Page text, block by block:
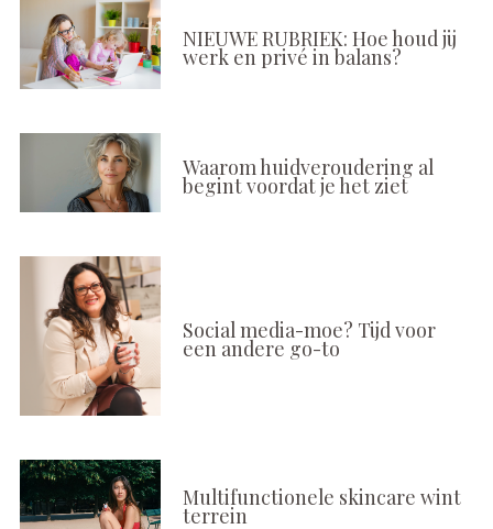
NIEUWE RUBRIEK: Hoe houd jij
werk en privé in balans?
Waarom huidveroudering al
begint voordat je het ziet
Social media-moe? Tijd voor
een andere go-to
Multifunctionele skincare wint
terrein